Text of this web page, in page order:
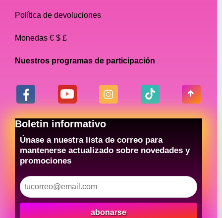
Política de devoluciones
Monedas € $ £
Nuestros programas de participación
Boletin informativo
Únase a nuestra lista de correo para
mantenerse actualizado sobre novedades y
promociones
abonarse